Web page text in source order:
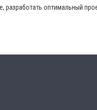
оптимальный